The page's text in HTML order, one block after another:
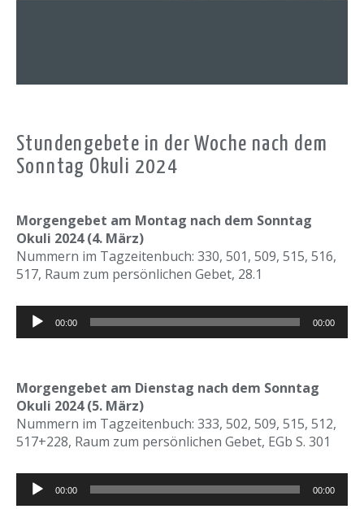
Stundengebete in der Woche nach dem
Sonntag Okuli 2024
Morgengebet am Montag nach dem Sonntag
Okuli 2024 (4. März)
Nummern im Tagzeitenbuch: 330, 501, 509, 515, 516,
517, Raum zum persönlichen Gebet, 28.1
Audio-
Player
00:00 00:00
Morgengebet am Dienstag nach dem Sonntag
Okuli 2024 (5. März)
Nummern im Tagzeitenbuch: 333, 502, 509, 515, 512,
517+228, Raum zum persönlichen Gebet, EGb S. 301
Audio-
Player
00:00 00:00